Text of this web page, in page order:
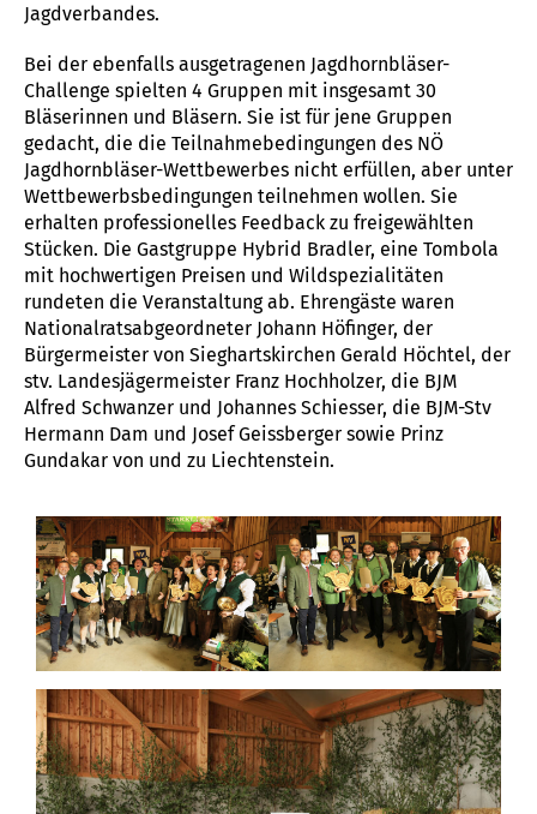
Jagdverbandes.
Bei der ebenfalls ausgetragenen Jagdhornbläser-
Challenge spielten 4 Gruppen mit insgesamt 30
Bläserinnen und Bläsern. Sie ist für jene Gruppen
gedacht, die die Teilnahmebedingungen des NÖ
Jagdhornbläser-Wettbewerbes nicht erfüllen, aber unter
Wettbewerbsbedingungen teilnehmen wollen. Sie
erhalten professionelles Feedback zu freigewählten
Stücken. Die Gastgruppe Hybrid Bradler, eine Tombola
mit hochwertigen Preisen und Wildspezialitäten
rundeten die Veranstaltung ab. Ehrengäste waren
Nationalratsabgeordneter Johann Höfinger, der
Bürgermeister von Sieghartskirchen Gerald Höchtel, der
stv. Landesjägermeister Franz Hochholzer, die BJM
Alfred Schwanzer und Johannes Schiesser, die BJM-Stv
Hermann Dam und Josef Geissberger sowie Prinz
Gundakar von und zu Liechtenstein.